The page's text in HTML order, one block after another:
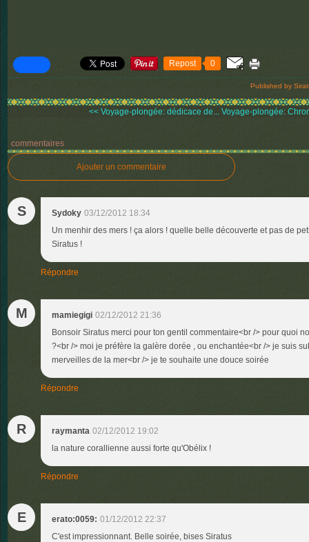
Repost 0
Published by
<< Voyage-plongée: dédicace de... Voyage-plongée:
commentaires
Ajouter un commentaire
S Sydoky 03/12/2012 18:34
Un menhir des mers ! ça alors ! quelle belle découverte et pas de
Siratus !
Répondre
M mamiegigi 02/12/2012 21:36
Bonsoir Siratus merci pour ton gentil commentaire<br /> pour quoi
?<br /> moi je préfère la galère dorée , ou enchantée<br /> je suis
merveilles de la mer<br /> je te souhaite une douce soirée
Répondre
R raymanta 02/12/2012 19:02
la nature corallienne aussi forte qu'Obélix !
Répondre
E erato:0059: 01/12/2012 22:37
C'est impressionnant. Belle soirée, bises Siratus